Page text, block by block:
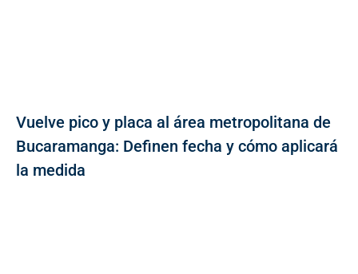
Vuelve pico y placa al área metropolitana de
Bucaramanga: Definen fecha y cómo aplicará
la medida